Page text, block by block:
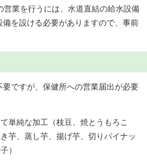
営業を行うには、水道直結の給水設備
備を設ける必要がありますので、事前
要ですが、保健所への営業届出が必要
単純な加工（枝豆、焼とうもろこ
芋、蒸し芋、揚げ芋、切りパイナッ
）